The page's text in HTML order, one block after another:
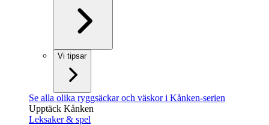
Vi tipsar
Se alla olika ryggsäckar och väskor i Kånken-serien
Upptäck Kånken
Leksaker & spel